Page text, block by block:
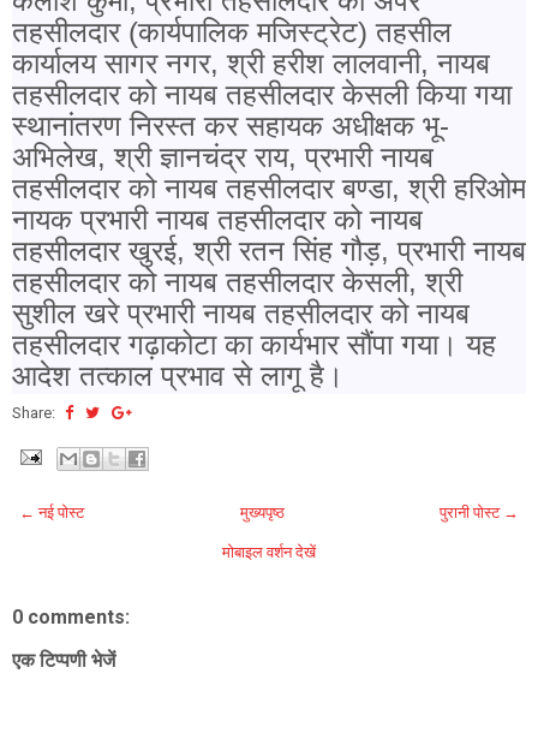
तहसीलदार (कार्यपालिक मजिस्ट्रेट) तहसील
कार्यालय सागर नगर, श्री हरीश लालवानी, नायब
तहसीलदार को नायब तहसीलदार केसली किया गया
स्थानांतरण निरस्त कर सहायक अधीक्षक भू-
अभिलेख, श्री ज्ञानचंद्र राय, प्रभारी नायब
तहसीलदार को नायब तहसीलदार बण्डा, श्री हरिओम
नायक प्रभारी नायब तहसीलदार को नायब
तहसीलदार खुरई, श्री रतन सिंह गौड़, प्रभारी नायब
तहसीलदार को नायब तहसीलदार केसली, श्री
सुशील खरे प्रभारी नायब तहसीलदार को नायब
तहसीलदार गढ़ाकोटा का कार्यभार सौंपा गया। यह
आदेश तत्काल प्रभाव से लागू है।
Share:
← नई पोस्ट पुरानी पोस्ट →
मुख्यपृष्ठ
मोबाइल वर्शन देखें
0 comments:
एक टिप्पणी भेजें